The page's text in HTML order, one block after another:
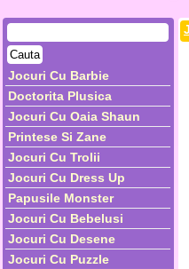
Jocuri Cu Barbie
Doctorita Plusica
Jocuri Cu Oaia Shaun
Printese Si Zane
Jocuri Cu Trolii
Jocuri Cu Dress Up
Papusile Monster
Jocuri Cu Bebelusi
Jocuri Cu Desene
Jocuri Cu Puzzle